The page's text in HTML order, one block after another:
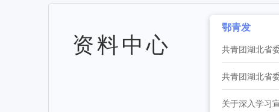
全省中学团组织书记培训班举办 [2026-07-
工作动态
2026年“创青春”湖北青年创新创业大赛
2026年度中国青年五四奖章暨新时代青
资料中心
鄂青发